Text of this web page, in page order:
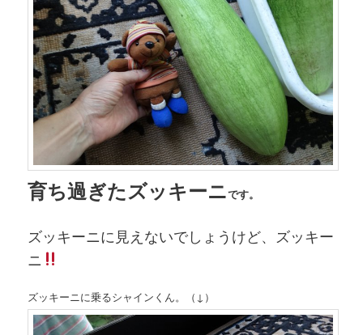
育ち過ぎたズッキーニです。
ズッキーニに見えないでしょうけど、ズッキー
ニ
ズッキーニに乗るシャインくん。（↓）